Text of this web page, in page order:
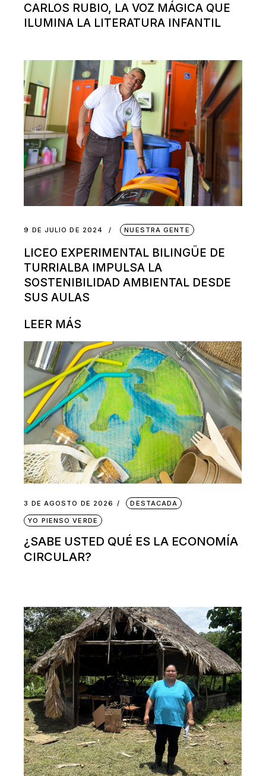
CARLOS RUBIO, LA VOZ MÁGICA QUE
ILUMINA LA LITERATURA INFANTIL
9 DE JULIO DE 2024 NUESTRA GENTE
LICEO EXPERIMENTAL BILINGÜE DE
TURRIALBA IMPULSA LA
SOSTENIBILIDAD AMBIENTAL DESDE
SUS AULAS
LEER MÁS
3 DE AGOSTO DE 2026 DESTACADA
YO PIENSO VERDE
¿SABE USTED QUÉ ES LA ECONOMÍA
CIRCULAR?